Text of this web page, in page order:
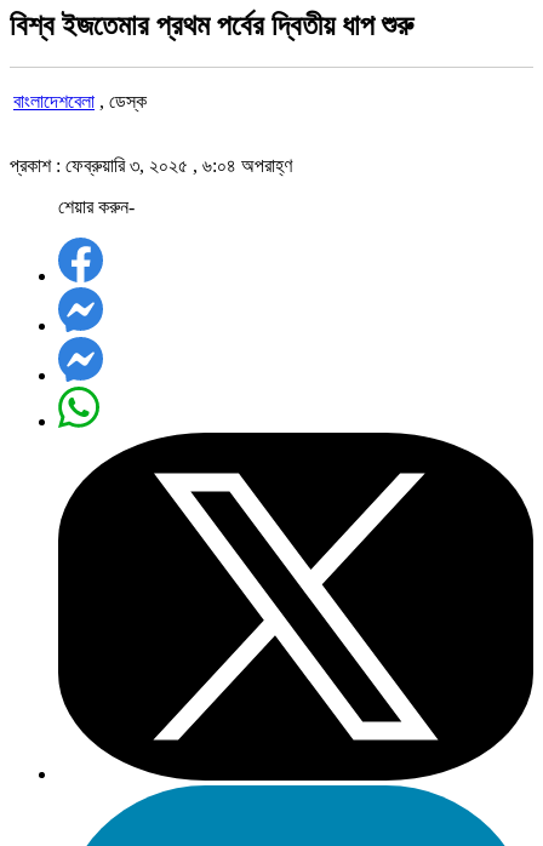
বিশ্ব ইজতেমার প্রথম পর্বের দ্বিতীয় ধাপ শুরু
বাংলাদেশবেলা , ডেস্ক
প্রকাশ : ফেব্রুয়ারি ৩, ২০২৫ , ৬:০৪ অপরাহ্ণ
শেয়ার করুন-